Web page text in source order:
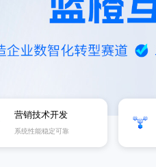
营销技术开发
系统性能稳定可靠